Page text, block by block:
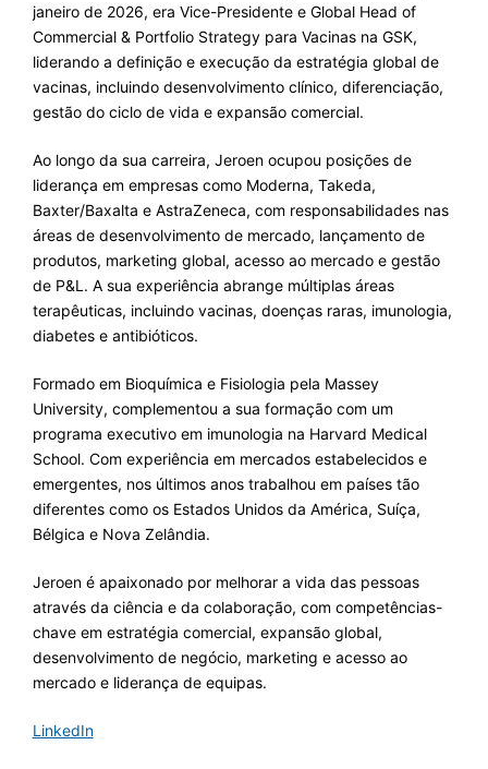
janeiro de 2026, era Vice-Presidente e Global Head of
Commercial & Portfolio Strategy para Vacinas na GSK,
liderando a definição e execução da estratégia global de
vacinas, incluindo desenvolvimento clínico, diferenciação,
gestão do ciclo de vida e expansão comercial.
Ao longo da sua carreira, Jeroen ocupou posições de
liderança em empresas como Moderna, Takeda,
Baxter/Baxalta e AstraZeneca, com responsabilidades nas
áreas de desenvolvimento de mercado, lançamento de
produtos, marketing global, acesso ao mercado e gestão
de P&L. A sua experiência abrange múltiplas áreas
terapêuticas, incluindo vacinas, doenças raras, imunologia,
diabetes e antibióticos.
Formado em Bioquímica e Fisiologia pela Massey
University, complementou a sua formação com um
programa executivo em imunologia na Harvard Medical
School. Com experiência em mercados estabelecidos e
emergentes, nos últimos anos trabalhou em países tão
diferentes como os Estados Unidos da América, Suíça,
Bélgica e Nova Zelândia.
Jeroen é apaixonado por melhorar a vida das pessoas
através da ciência e da colaboração, com competências-
chave em estratégia comercial, expansão global,
desenvolvimento de negócio, marketing e acesso ao
mercado e liderança de equipas.
LinkedIn